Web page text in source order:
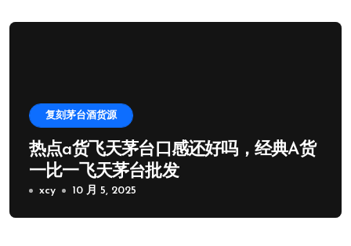
复刻茅台酒货源
热点a货飞天茅台口感还好吗，经典A货
一比一飞天茅台批发
xcy 10 月 5, 2025